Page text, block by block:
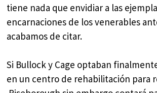
tiene nada que envidiar a las
encarnaciones de los venerables
acabamos de citar.
Si Bullock y Cage optaban
en un centro de rehabilitación para